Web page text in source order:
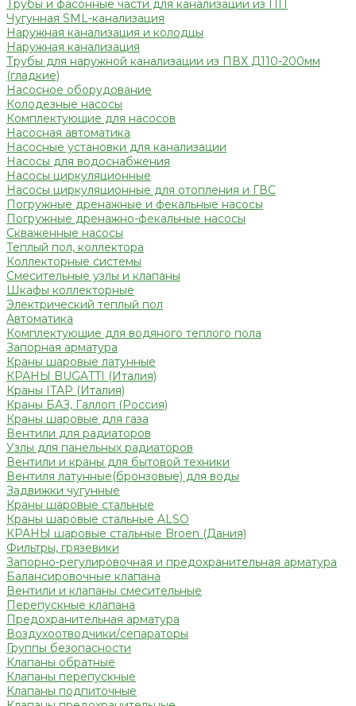
Трубы и фасонные части для канализации из ПП
Чугунная SML-канализация
Наружная канализация и колодцы
Наружная канализация
Трубы для наружной канализации из ПВХ Д110-200мм
(гладкие)
Насосное оборудование
Колодезные насосы
Комплектующие для насосов
Насосная автоматика
Насосные установки для канализации
Насосы для водоснабжения
Насосы циркуляционные
Насосы циркуляционные для отопления и ГВС
Погружные дренажные и фекальные насосы
Погружные дренажно-фекальные насосы
Скваженные насосы
Теплый пол, коллектора
Коллекторные системы
Смесительные узлы и клапаны
Шкафы коллекторные
Электрический теплый пол
Автоматика
Комплектующие для водяного теплого пола
Запорная арматура
Краны шаровые латунные
КРАНЫ BUGATTI (Италия)
Краны ITAP (Италия)
Краны БАЗ, Галлоп (Россия)
Краны шаровые для газа
Вентили для радиаторов
Узлы для панельных радиаторов
Вентили и краны для бытовой техники
Вентиля латунные(бронзовые) для воды
Задвижки чугунные
Краны шаровые стальные
Краны шаровые стальные ALSO
КРАНЫ шаровые стальные Broen (Дания)
Фильтры, грязевики
Запорно-регулировочная и предохранительная арматура
Балансировочные клапана
Вентили и клапаны смесительные
Перепускные клапана
Предохранительная арматура
Воздухоотводчики/сепараторы
Группы безопасности
Клапаны обратные
Клапаны перепускные
Клапаны подпиточные